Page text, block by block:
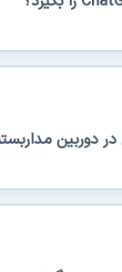
دوربین